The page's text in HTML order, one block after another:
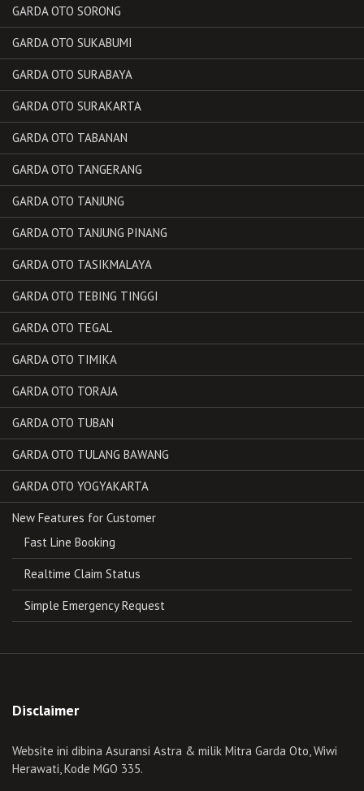
GARDA OTO SORONG
GARDA OTO SUKABUMI
GARDA OTO SURABAYA
GARDA OTO SURAKARTA
GARDA OTO TABANAN
GARDA OTO TANGERANG
GARDA OTO TANJUNG
GARDA OTO TANJUNG PINANG
GARDA OTO TASIKMALAYA
GARDA OTO TEBING TINGGI
GARDA OTO TEGAL
GARDA OTO TIMIKA
GARDA OTO TORAJA
GARDA OTO TUBAN
GARDA OTO TULANG BAWANG
GARDA OTO YOGYAKARTA
New Features for Customer
Fast Line Booking
Realtime Claim Status
Simple Emergency Request
Disclaimer
Website ini dibina Asuransi Astra & milik Mitra Garda Oto, Wiwi
Herawati, Kode MGO 335.